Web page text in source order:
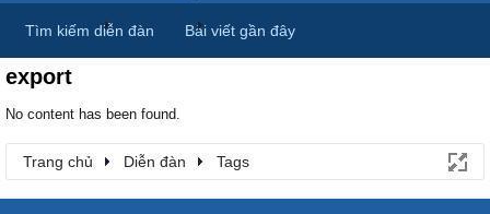
Trang chủ Diễn đàn Tags
export
No content has been found.
Trang chủ Diễn đàn Tags
Tìm kiếm diễn đàn Bài viết gần đây